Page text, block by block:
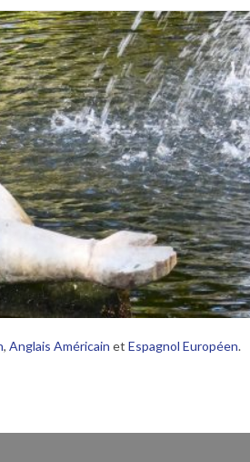
, Anglais Américain et Espagnol Européen.